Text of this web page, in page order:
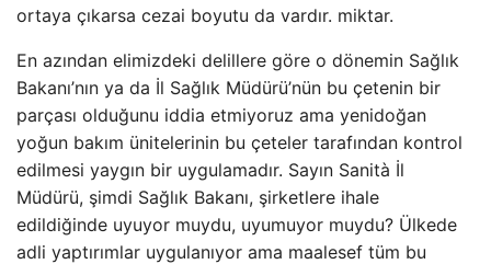
ortaya çıkarsa cezai boyutu da vardır. miktar.
En azından elimizdeki delillere göre o dönemin Sağlık
Bakanı’nın ya da İl Sağlık Müdürü’nün bu çetenin bir
parçası olduğunu iddia etmiyoruz ama yenidoğan
yoğun bakım ünitelerinin bu çeteler tarafından kontrol
edilmesi yaygın bir uygulamadır. Sayın Sanità İl
Müdürü, şimdi Sağlık Bakanı, şirketlere ihale
edildiğinde uyuyor muydu, uyumuyor muydu? Ülkede
adli yaptırımlar uygulanıyor ama maalesef tüm bu